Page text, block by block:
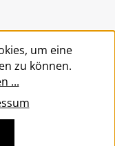
um eine
zu können.
...